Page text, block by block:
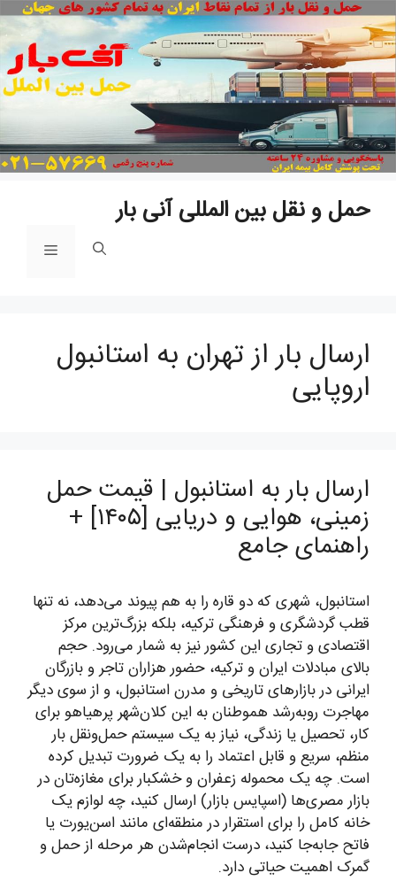
حمل و نقل بین المللی آنی بار
فهرست
ارسال بار از تهران به استانبول
اروپایی
ارسال بار به استانبول | قیمت حمل
زمینی، هوایی و دریایی [۱۴۰۵] +
راهنمای جامع
استانبول، شهری که دو قاره را به هم پیوند می‌دهد، نه تنها
قطب گردشگری و فرهنگی ترکیه، بلکه بزرگ‌ترین مرکز
اقتصادی و تجاری این کشور نیز به شمار می‌رود. حجم
بالای مبادلات ایران و ترکیه، حضور هزاران تاجر و بازرگان
ایرانی در بازارهای تاریخی و مدرن استانبول، و از سوی دیگر
مهاجرت روبه‌رشد هموطنان به این کلان‌شهر پرهیاهو برای
کار، تحصیل یا زندگی، نیاز به یک سیستم حمل‌ونقل بار
منظم، سریع و قابل اعتماد را به یک ضرورت تبدیل کرده
است. چه یک محموله زعفران و خشکبار برای مغازه‌تان در
بازار مصری‌ها (اسپایس بازار) ارسال کنید، چه لوازم یک
خانه کامل را برای استقرار در منطقه‌ای مانند اسن‌یورت یا
فاتح جابه‌جا کنید، درست انجام‌شدن هر مرحله از حمل و
گمرک اهمیت حیاتی دارد.